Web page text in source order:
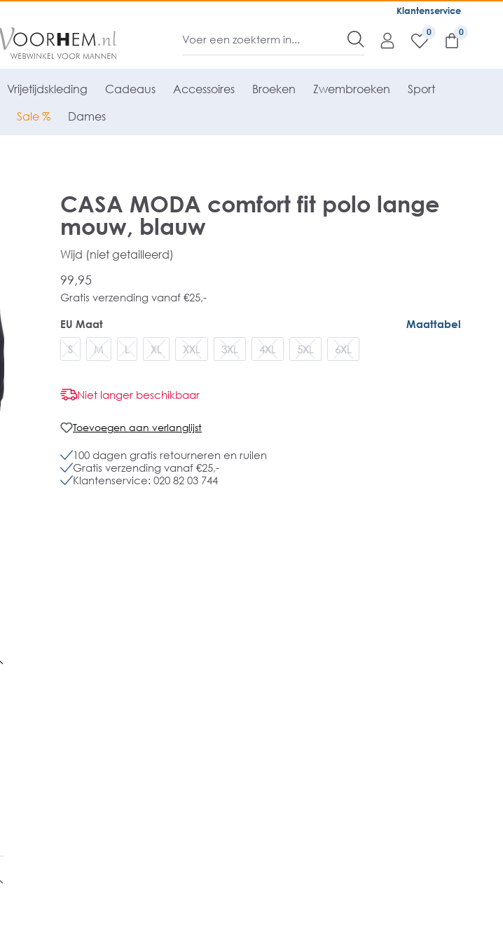
Klantenservice
0
Vrijetijdskleding Cadeaus Accessoires Broeken Zwembroeken Sport
Sale % Dames
CASA MODA comfort fit polo lange
mouw, blauw
Wijd (niet getailleerd)
99,95
Gratis verzending vanaf €25,-
EU Maat
Maattabel
S
M L XL XXL 3XL 4XL 5XL 6XL
Niet langer beschikbaar
Toevoegen aan verlanglijst
100 dagen gratis retourneren en ruilen
Gratis verzending vanaf €25,-
Klantenservice: 020 82 03 744